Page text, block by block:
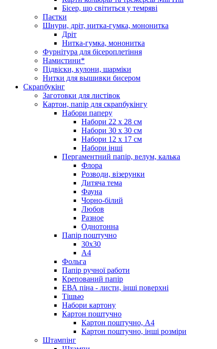
Бісер, що світиться у темряві
Паєтки
Шнури, дріт, нитка-гумка, мононитка
Дріт
Нитка-гумка, мононитка
Фурнітура для бісероплетіння
Намистини*
Підвіски, кулони, шарміки
Нитки для вышивки бисером
Скрапбукінг
Заготовки для листівок
Картон, папір для скрапбукінгу
Набори паперу
Набори 22 х 28 см
Набори 30 х 30 см
Набори 12 х 17 см
Набори інші
Пергаментний папір, велум, калька
Флора
Розводи, візерунки
Дитяча тема
Фауна
Чорно-білий
Любов
Разное
Однотонна
Папір поштучно
30х30
А4
Фольга
Папір ручної работи
Крепований папір
ЕВА піна - листи, інші поверхні
Тішью
Набори картону
Картон поштучно
Картон поштучно, А4
Картон поштучно, інші розміри
Штампінг